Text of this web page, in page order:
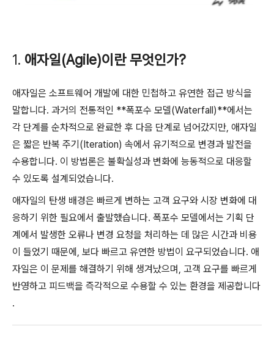
1. 애자일(Agile)이란 무엇인가?
애자일은 소프트웨어 개발에 대한 민첩하고 유연한 접근 방식을
말합니다. 과거의 전통적인 **폭포수 모델(Waterfall)**에서는
각 단계를 순차적으로 완료한 후 다음 단계로 넘어갔지만, 애자일
은 짧은 반복 주기(Iteration) 속에서 유기적으로 변경과 발전을
수용합니다. 이 방법론은 불확실성과 변화에 능동적으로 대응할
수 있도록 설계되었습니다.
애자일의 탄생 배경은 빠르게 변하는 고객 요구와 시장 변화에 대
응하기 위한 필요에서 출발했습니다. 폭포수 모델에서는 기획 단
계에서 발생한 오류나 변경 요청을 처리하는 데 많은 시간과 비용
이 들었기 때문에, 보다 빠르고 유연한 방법이 요구되었습니다. 애
자일은 이 문제를 해결하기 위해 생겨났으며, 고객 요구를 빠르게
반영하고 피드백을 즉각적으로 수용할 수 있는 환경을 제공합니다​
.